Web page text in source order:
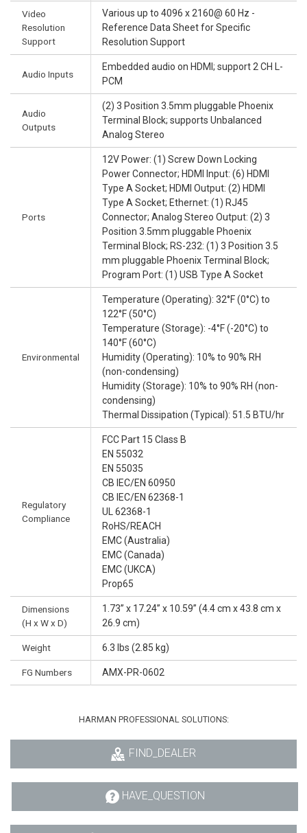
Video
Resolution
Support
Various up to 4096 x 2160@ 60 Hz -
Reference Data Sheet for Specific
Resolution Support
Audio Inputs
Embedded audio on HDMI; support 2 CH L-
PCM
Audio
Outputs
(2) 3 Position 3.5mm pluggable Phoenix
Terminal Block; supports Unbalanced
Analog Stereo
Ports
12V Power: (1) Screw Down Locking
Power Connector; HDMI Input: (6) HDMI
Type A Socket; HDMI Output: (2) HDMI
Type A Socket; Ethernet: (1) RJ45
Connector; Analog Stereo Output: (2) 3
Position 3.5mm pluggable Phoenix
Terminal Block; RS-232: (1) 3 Position 3.5
mm pluggable Phoenix Terminal Block;
Program Port: (1) USB Type A Socket
Environmental
Temperature (Operating): 32°F (0°C) to
122°F (50°C)
Temperature (Storage): -4°F (-20°C) to
140°F (60°C)
Humidity (Operating): 10% to 90% RH
(non-condensing)
Humidity (Storage): 10% to 90% RH (non-
condensing)
Thermal Dissipation (Typical): 51.5 BTU/hr
Regulatory
Compliance
FCC Part 15 Class B
EN 55032
EN 55035
CB IEC/EN 60950
CB IEC/EN 62368-1
UL 62368-1
RoHS/REACH
EMC (Australia)
EMC (Canada)
EMC (UKCA)
Prop65
Dimensions
(H x W x D)
1.73” x 17.24” x 10.59” (4.4 cm x 43.8 cm x
26.9 cm)
Weight 6.3 lbs (2.85 kg)
FG Numbers AMX-PR-0602
HARMAN PROFESSIONAL SOLUTIONS:
FIND_DEALER
HAVE_QUESTION